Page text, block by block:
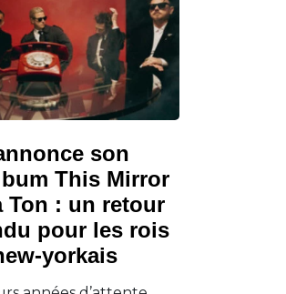
son
This Mirror
Ton : un retour
pour les rois
yorkais